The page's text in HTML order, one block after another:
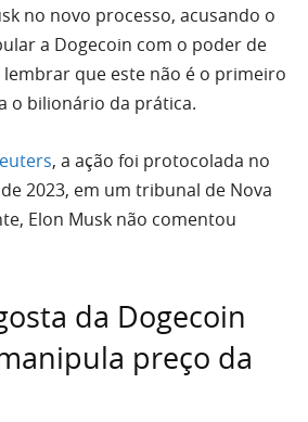
no novo processo, acusando o
a Dogecoin com o poder de
lembrar que este não é o primeiro
o bilionário da prática.
, a ação foi protocolada no
2023, em um tribunal de Nova
Elon Musk não comentou
da Dogecoin
preço da